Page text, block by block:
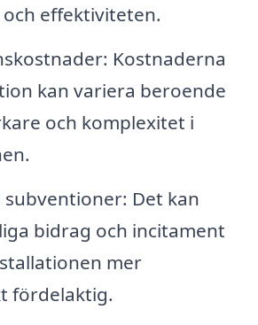
effektiviteten.
Kostnaderna
kan variera beroende
och komplexitet i
subventioner: Det kan
bidrag och incitament
mer
fördelaktig.